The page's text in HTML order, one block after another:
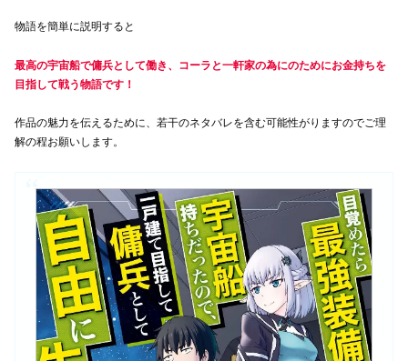
物語を簡単に説明すると
最高の宇宙船で傭兵として働き、コーラと一軒家の為にのためにお金持ちを
目指して戦う物語です！
作品の魅力を伝えるために、若干のネタバレを含む可能性がりますのでご理
解の程お願いします。